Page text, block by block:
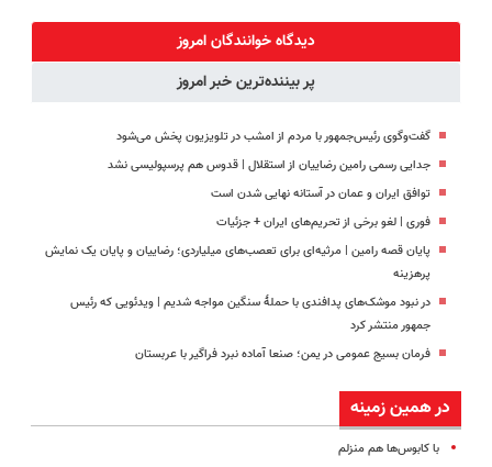
رایگان+پرداخت
اقساطی😍
(پرسش‌نامه)
(◂پرسش‌نامه
دیدگاه خوانندگان امروز
پر بیننده‌ترین خبر امروز
گفت‌وگوی رئیس‌جمهور با مردم از امشب در تلویزیون پخش می‌شود
جدایی رسمی رامین رضاییان از استقلال | قدوس هم پرسپولیسی نشد
توافق ایران و عمان در آستانه نهایی شدن است
فوری | لغو برخی از تحریم‌های ایران + جزئیات
پایان قصه رامین | مرثیه‌ای برای تعصب‌های میلیاردی؛ رضاییان و پایان یک نمایش
پرهزینه
در نبود موشک‌های پدافندی با حملهٔ سنگین مواجه شدیم | ویدئویی که رئیس
جمهور منتشر کرد
فرمان بسیج عمومی در یمن؛ صنعا آماده نبرد فراگیر با عربستان
در همین زمینه
با کابوس‌ها هم منزلم